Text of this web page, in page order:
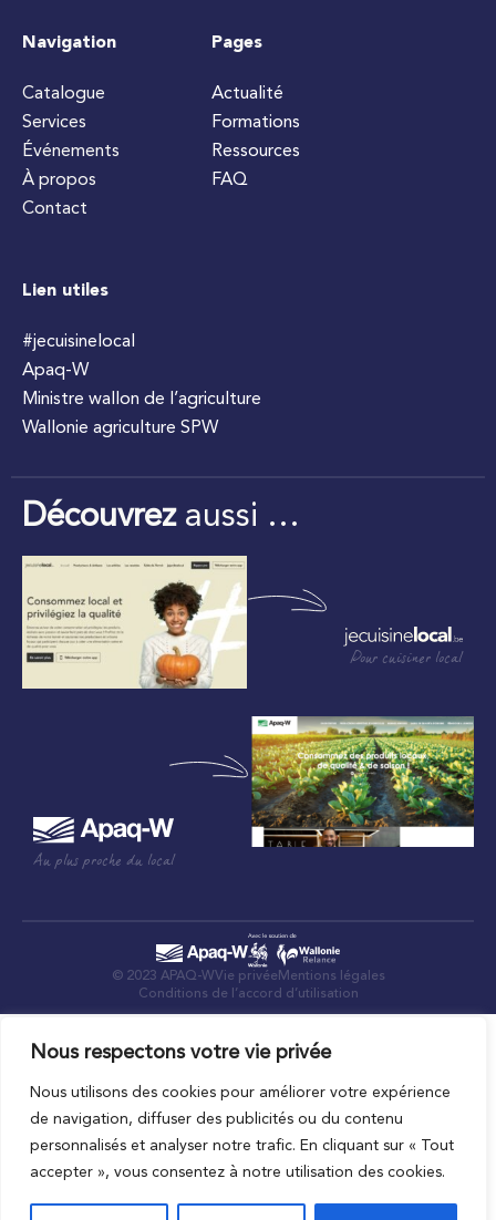
Nous respectons votre vie privée
Nous utilisons des cookies pour améliorer votre expérience
de navigation, diffuser des publicités ou du contenu
personnalisés et analyser notre trafic. En cliquant sur « Tout
accepter », vous consentez à notre utilisation des cookies.
Navigation
Catalogue
Services
Événements
À propos
Contact
Pages
Actualité
Formations
Ressources
FAQ
Lien utiles
#jecuisinelocal
Apaq-W
Ministre wallon de l’agriculture
Wallonie agriculture SPW
Découvrezaussi …
Pour cuisiner local
Au plus proche du local
© 2023 APAQ-WVie privée Mentions légales
Conditions de l’accord d’utilisation